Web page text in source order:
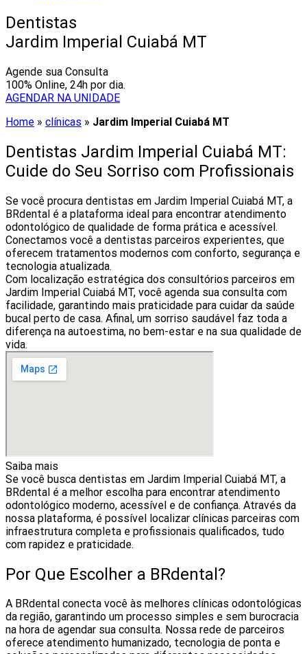
Dentistas
Jardim Imperial Cuiabá MT
Agende sua Consulta
100% Online, 24h por dia.
AGENDAR NA UNIDADE
Home » clínicas » Jardim Imperial Cuiabá MT
Dentistas Jardim Imperial Cuiabá MT:
Cuide do Seu Sorriso com Profissionais
Se você procura dentistas em Jardim Imperial Cuiabá MT, a
BRdental é a plataforma ideal para encontrar atendimento
odontológico de qualidade de forma prática e acessível.
Conectamos você a dentistas parceiros experientes, que
oferecem tratamentos modernos com conforto, segurança e
tecnologia atualizada.
Com localização estratégica dos consultórios parceiros em
Jardim Imperial Cuiabá MT, você agenda sua consulta com
facilidade, garantindo mais praticidade para cuidar da saúde
bucal perto de casa. Afinal, um sorriso saudável faz toda a
diferença na autoestima, no bem-estar e na sua qualidade de
vida.
Saiba mais
Se você busca dentistas em Jardim Imperial Cuiabá MT, a
BRdental é a melhor escolha para encontrar atendimento
odontológico moderno, acessível e de confiança. Através da
nossa plataforma, é possível localizar clínicas parceiras com
infraestrutura completa e profissionais qualificados, tudo
com rapidez e praticidade.
Por Que Escolher a BRdental?
A BRdental conecta você às melhores clínicas odontológicas
da região, garantindo um processo simples e sem burocracia
na hora de agendar sua consulta. Nossa rede de parceiros
oferece atendimento humanizado, tecnologia de ponta e